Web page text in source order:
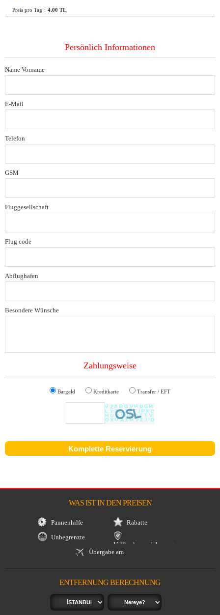
Preis pro Tag : 4.00 TL
Persönlich Informationen
Name Vorname
E-Mail
Telefon
GSM
Fluggesellschaft
Flug code
Abflughafen
Besondere Wünsche
Zahlungsweise
Bargeld Kreditkarte Transfer / EFT
WAS IST IN DEN PREISEN
Pannenhilfe
Rabatte
Unbegrenzte
Vollkaskoversicherung
Übergabe am
ENTFERNUNG BERECHNUNG